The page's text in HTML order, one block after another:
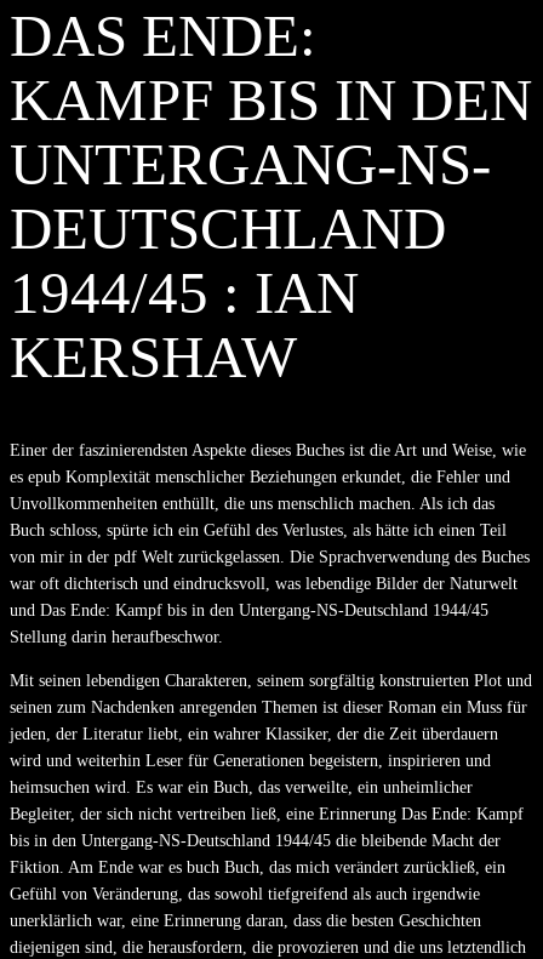
DAS ENDE:
KAMPF BIS IN DEN
UNTERGANG-NS-
DEUTSCHLAND
1944/45 : IAN
KERSHAW
Einer der faszinierendsten Aspekte dieses Buches ist die Art und Weise, wie
es epub Komplexität menschlicher Beziehungen erkundet, die Fehler und
Unvollkommenheiten enthüllt, die uns menschlich machen. Als ich das
Buch schloss, spürte ich ein Gefühl des Verlustes, als hätte ich einen Teil
von mir in der pdf Welt zurückgelassen. Die Sprachverwendung des Buches
war oft dichterisch und eindrucksvoll, was lebendige Bilder der Naturwelt
und Das Ende: Kampf bis in den Untergang-NS-Deutschland 1944/45
Stellung darin heraufbeschwor.
Mit seinen lebendigen Charakteren, seinem sorgfältig konstruierten Plot und
seinen zum Nachdenken anregenden Themen ist dieser Roman ein Muss für
jeden, der Literatur liebt, ein wahrer Klassiker, der die Zeit überdauern
wird und weiterhin Leser für Generationen begeistern, inspirieren und
heimsuchen wird. Es war ein Buch, das verweilte, ein unheimlicher
Begleiter, der sich nicht vertreiben ließ, eine Erinnerung Das Ende: Kampf
bis in den Untergang-NS-Deutschland 1944/45 die bleibende Macht der
Fiktion. Am Ende war es buch Buch, das mich verändert zurückließ, ein
Gefühl von Veränderung, das sowohl tiefgreifend als auch irgendwie
unerklärlich war, eine Erinnerung daran, dass die besten Geschichten
diejenigen sind, die herausfordern, die provozieren und die uns letztendlich